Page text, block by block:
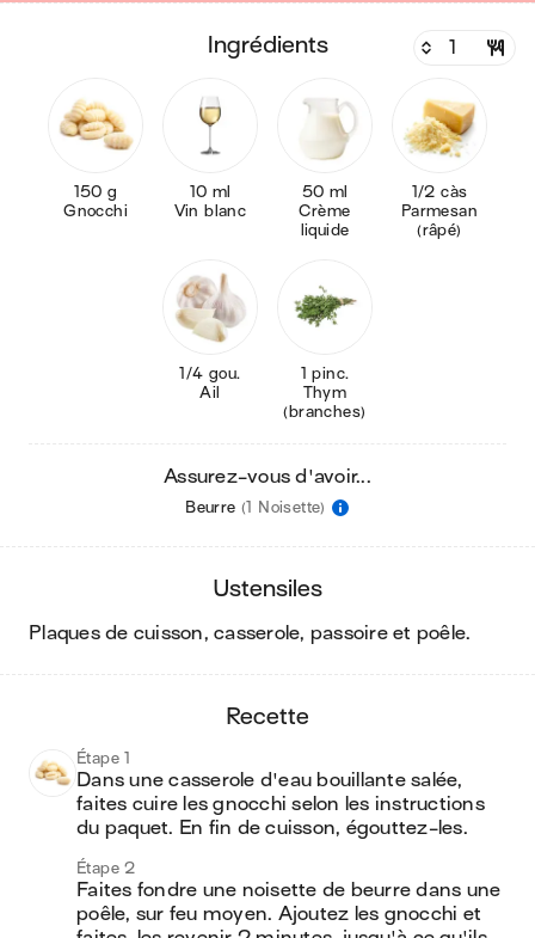
ingrédients
150 g
Gnocchi
10 ml
Vin blanc
50 ml
Crème
liquide
1/2 càs
Parmesan
(râpé)
1/4 gou.
Ail
1 pinc.
Thym
(branches)
Assurez-vous d'avoir...
Beurre (1 Noisette)
ustensiles
plaques de cuisson, casserole, passoire et poêle.
recette
Étape 1
Dans une casserole d'eau bouillante salée,
faites cuire les gnocchi selon les instructions
du paquet. En fin de cuisson, égouttez-les.
Étape 2
Faites fondre une noisette de beurre dans une
poêle, sur feu moyen. Ajoutez les gnocchi et